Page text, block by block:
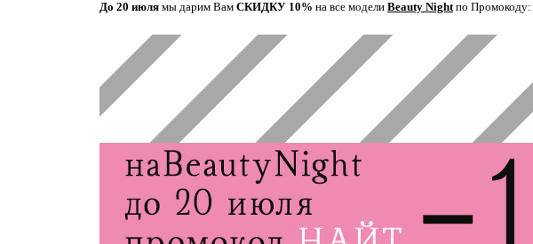
До 20 июля мы дарим Вам СКИДКУ 10% на все модели Beauty Nightпо Промокоду: